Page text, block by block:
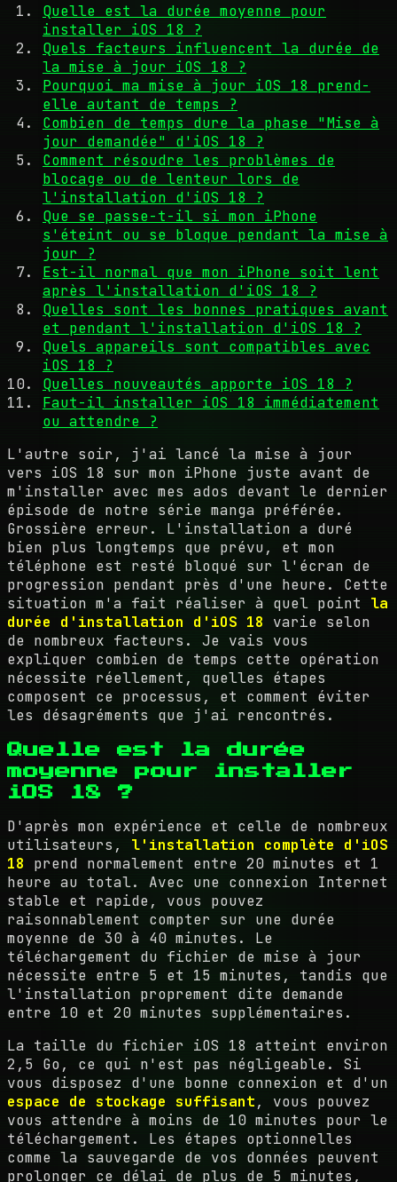
Quelle est la durée moyenne pour
installer iOS 18 ?
Quels facteurs influencent la durée de
la mise à jour iOS 18 ?
Pourquoi ma mise à jour iOS 18 prend-
elle autant de temps ?
Combien de temps dure la phase "Mise à
jour demandée" d'iOS 18 ?
Comment résoudre les problèmes de
blocage ou de lenteur lors de
l'installation d'iOS 18 ?
Que se passe-t-il si mon iPhone
s'éteint ou se bloque pendant la mise à
jour ?
Est-il normal que mon iPhone soit lent
après l'installation d'iOS 18 ?
Quelles sont les bonnes pratiques avant
et pendant l'installation d'iOS 18 ?
Quels appareils sont compatibles avec
iOS 18 ?
Quelles nouveautés apporte iOS 18 ?
Faut-il installer iOS 18 immédiatement
ou attendre ?
L'autre soir, j'ai lancé la mise à jour
vers iOS 18 sur mon iPhone juste avant de
m'installer avec mes ados devant le dernier
épisode de notre série manga préférée.
Grossière erreur. L'installation a duré
bien plus longtemps que prévu, et mon
téléphone est resté bloqué sur l'écran de
progression pendant près d'une heure. Cette
situation m'a fait réaliser à quel point la
durée d'installation d'iOS 18 varie selon
de nombreux facteurs. Je vais vous
expliquer combien de temps cette opération
nécessite réellement, quelles étapes
composent ce processus, et comment éviter
les désagréments que j'ai rencontrés.
Quelle est la durée
moyenne pour installer
iOS 18 ?
D'après mon expérience et celle de nombreux
utilisateurs, l'installation complète d'iOS
18 prend normalement entre 20 minutes et 1
heure au total. Avec une connexion Internet
stable et rapide, vous pouvez
raisonnablement compter sur une durée
moyenne de 30 à 40 minutes. Le
téléchargement du fichier de mise à jour
nécessite entre 5 et 15 minutes, tandis que
l'installation proprement dite demande
entre 10 et 20 minutes supplémentaires.
La taille du fichier iOS 18 atteint environ
2,5 Go, ce qui n'est pas négligeable. Si
vous disposez d'une bonne connexion et d'un
espace de stockage suffisant, vous pouvez
vous attendre à moins de 10 minutes pour le
téléchargement. Les étapes optionnelles
comme la sauvegarde de vos données peuvent
prolonger ce délai de plus de 5 minutes,